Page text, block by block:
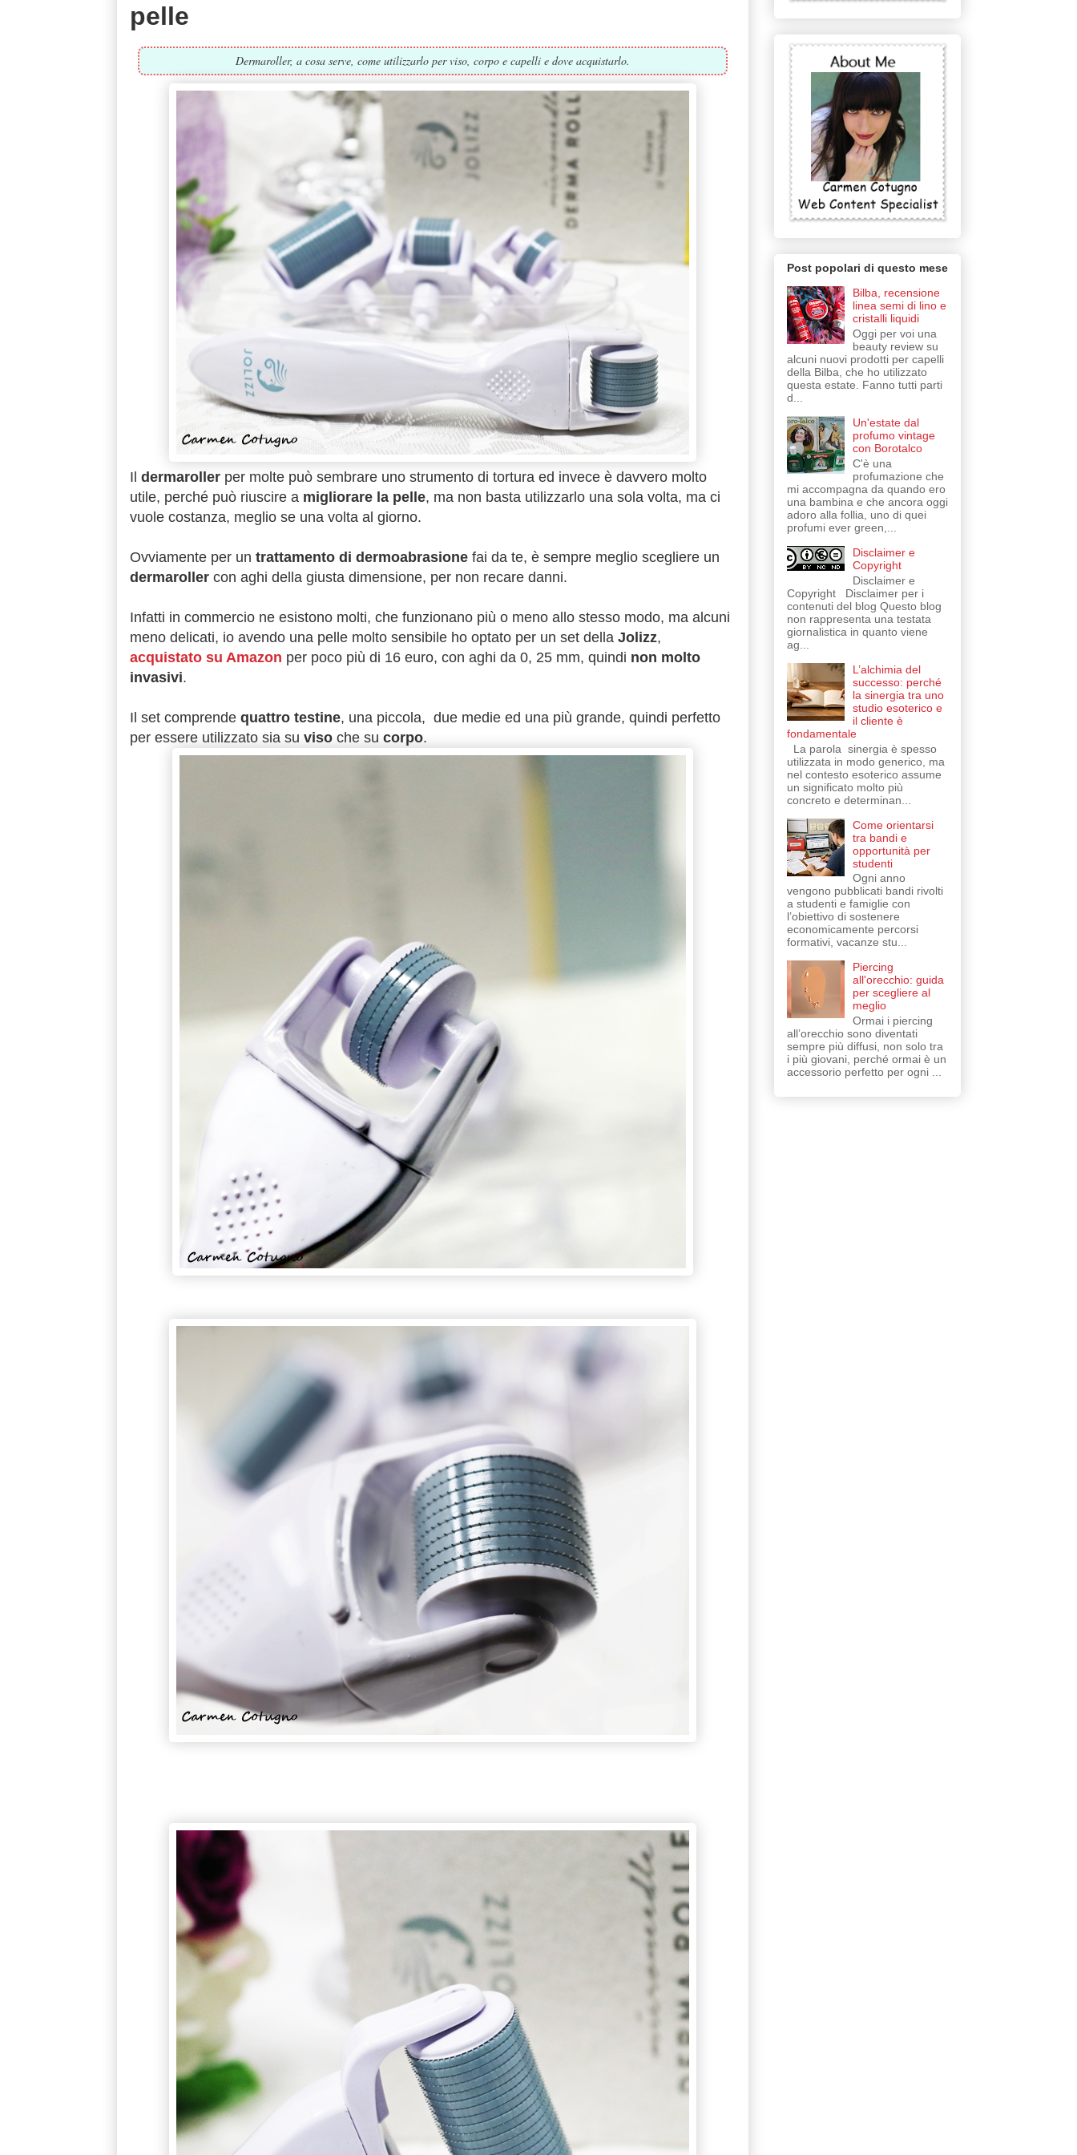
pelle
Dermaroller, a cosa serve, come utilizzarlo per viso, corpo e capelli e dove acquistarlo.
Il dermarollerper molte può sembrare uno strumento di tortura ed invece è davvero molto
utile, perché può riuscire amigliorare la pelle, ma non basta utilizzarlo una sola volta, ma ci
vuole costanza, meglio se una volta al giorno.
Ovviamente per un trattamento di dermoabrasionefai da te, è sempre meglio scegliere un
dermarollercon aghi della giusta dimensione, per non recare danni.
Infatti in commercio ne esistono molti, che funzionano più o meno allo stesso modo, ma alcuni
meno delicati, io avendo una pelle molto sensibile ho optato per un set della Jolizz,
acquistato su Amazon per poco più di 16 euro, con aghi da 0, 25 mm, quindi non molto
invasivi.
Il set comprendequattro testine, una piccola, due medie ed una più grande, quindi perfetto
per essere utilizzato sia su visoche su corpo.
Post popolari di questo mese
Bilba, recensione
linea semi di lino e
cristalli liquidi
Oggi per voi una
beauty review su
alcuni nuovi prodotti per capelli
della Bilba, che ho utilizzato
questa estate. Fanno tutti parti
d...
Un'estate dal
profumo vintage
con Borotalco
C'è una
profumazione che
mi accompagna da quando ero
una bambina e che ancora oggi
adoro alla follia, uno di quei
profumi ever green,...
Disclaimer e
Copyright
Disclaimer e
Copyright Disclaimer per i
contenuti del blog Questo blog
non rappresenta una testata
giornalistica in quanto viene
ag...
L’alchimia del
successo: perché
la sinergia tra uno
studio esoterico e
il cliente è
fondamentale
La parola sinergia è spesso
utilizzata in modo generico, ma
nel contesto esoterico assume
un significato molto più
concreto e determinan...
Come orientarsi
tra bandi e
opportunità per
studenti
Ogni anno
vengono pubblicati bandi rivolti
a studenti e famiglie con
l’obiettivo di sostenere
economicamente percorsi
formativi, vacanze stu...
Piercing
all'orecchio: guida
per scegliere al
meglio
Ormai i piercing
all’orecchio sono diventati
sempre più diffusi, non solo tra
i più giovani, perché ormai è un
accessorio perfetto per ogni ...